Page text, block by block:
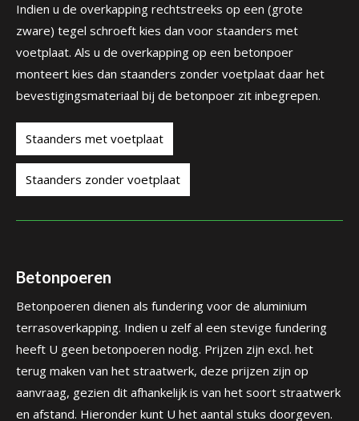
Indien u de overkapping rechtstreeks op een (grote
zware) tegel schroeft kies dan voor staanders met
voetplaat. Als u de overkapping op een betonpoer
monteert kies dan staanders zonder voetplaat daar het
bevestigingsmateriaal bij de betonpoer zit inbegrepen.
Staanders met voetplaat
Staanders zonder voetplaat
Betonpoeren
Betonpoeren dienen als fundering voor de aluminium
terrasoverkapping. Indien u zelf al een stevige fundering
heeft U geen betonpoeren nodig. Prijzen zijn excl. het
terug maken van het straatwerk, deze prijzen zijn op
aanvraag, gezien dit afhankelijk is van het soort straatwerk
en afstand. Hieronder kunt U het aantal stuks doorgeven.